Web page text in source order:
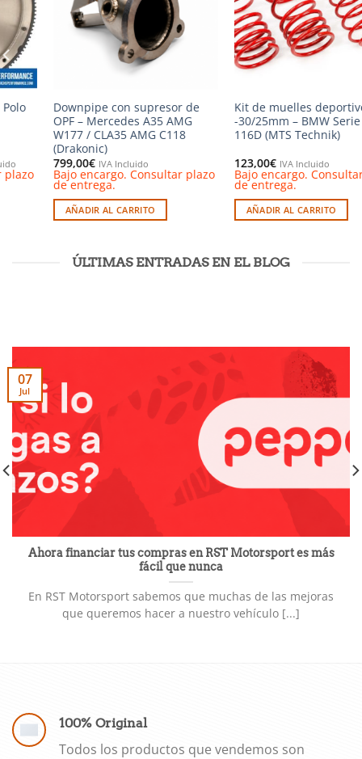
Kit de muelles deportivos
-30/25mm – BMW Serie 1 F40
116D (MTS Technik)
123,00€ IVA Incluido
Bajo encargo. Consultar plazo
de entrega.
AÑADIR AL CARRITO
Refrigerador de aceite de
transmisión – Honda Civic
Type R (Airtec)
573,49€ IVA Incluido
Bajo encargo. Consultar
de entrega.
AÑADIR AL CARRITO
ÚLTIMAS ENTRADAS EN EL BLOG
Ahora financiar tus compras en RST Motorsport es más
fácil que nunca
En RST Motorsport sabemos que muchas de las mejoras
que queremos hacer a nuestro vehículo [...]
07
Jul
100% Original
Todos los productos que vendemos son